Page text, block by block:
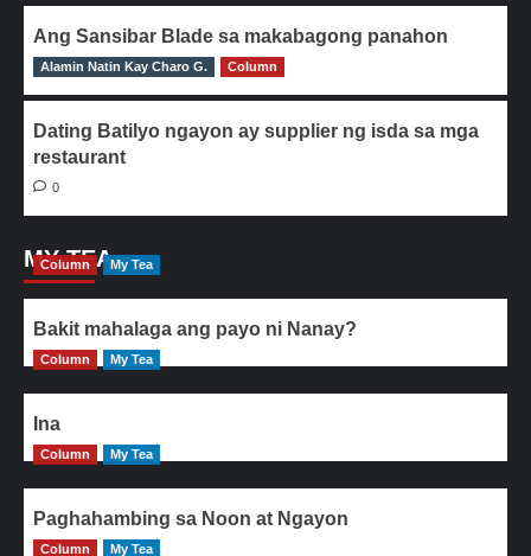
Ang Sansibar Blade sa makabagong panahon
0
Alamin Natin Kay Charo G. Column
Dating Batilyo ngayon ay supplier ng isda sa mga
restaurant
0
MY TEA
Column My Tea
Bakit mahalaga ang payo ni Nanay?
Column My Tea
Ina
Column My Tea
Paghahambing sa Noon at Ngayon
Column My Tea